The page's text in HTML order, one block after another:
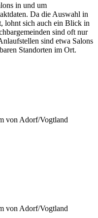
in und um
Da die Auswahl in
lohnt sich auch ein Blick in
sind oft nur
sind etwa Salons
Standorten im Ort.
von Adorf/Vogtland
von Adorf/Vogtland